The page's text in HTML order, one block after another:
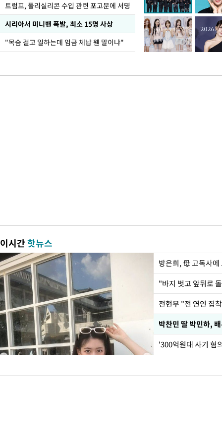
트럼프, 폴리실리콘 수입 관련 포고문에 서명
시리아서 미니밴 폭발, 최소 15명 사상
"목숨 걸고 일하는데 임금 체납 웬 말이냐"
이시간핫뉴스
방은희, 母 고독사
전현무 "전 연인 집
'300억원대 사기 혐